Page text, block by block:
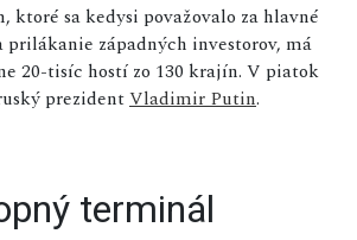
ktoré sa kedysi považovalo za hlavné
prilákanie západných investorov, má
20-tisíc hostí zo 130 krajín. V piatok
prezidentVladimir Putin.
terminál